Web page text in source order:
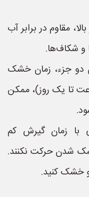
مقاوم در برابر آب
و شکاف‌ها.
دو جزء، زمان خشک
تا یک روز)، ممکن
با زمان گیرش کم
شدن حرکت نکنند.
و خشک کنید.